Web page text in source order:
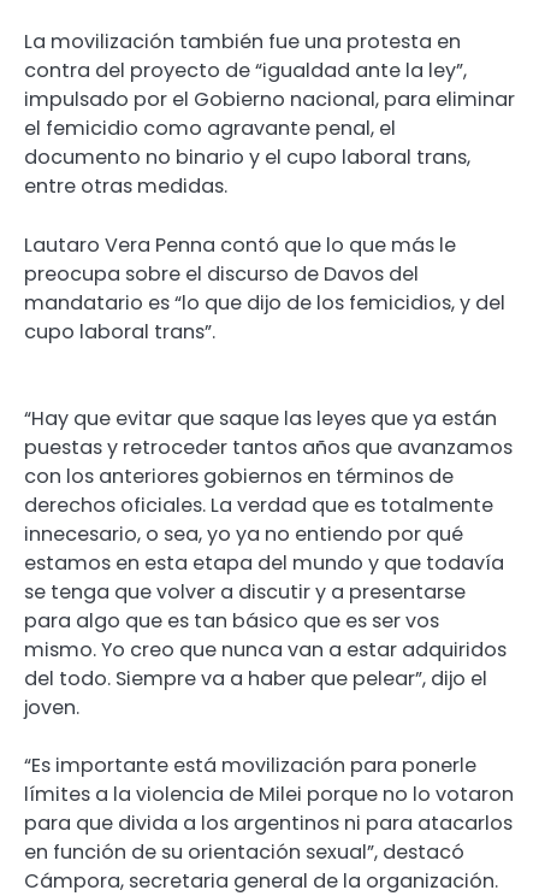
La movilización también fue una protesta en
contra del proyecto de “igualdad ante la ley”,
impulsado por el Gobierno nacional, para eliminar
el femicidio como agravante penal, el
documento no binario y el cupo laboral trans,
entre otras medidas.
Lautaro Vera Penna contó que lo que más le
preocupa sobre el discurso de Davos del
mandatario es “lo que dijo de los femicidios, y del
cupo laboral trans”.
“Hay que evitar que saque las leyes que ya están
puestas y retroceder tantos años que avanzamos
con los anteriores gobiernos en términos de
derechos oficiales. La verdad que es totalmente
innecesario, o sea, yo ya no entiendo por qué
estamos en esta etapa del mundo y que todavía
se tenga que volver a discutir y a presentarse
para algo que es tan básico que es ser vos
mismo. Yo creo que nunca van a estar adquiridos
del todo. Siempre va a haber que pelear”, dijo el
joven.
“Es importante está movilización para ponerle
límites a la violencia de Milei porque no lo votaron
para que divida a los argentinos ni para atacarlos
en función de su orientación sexual”, destacó
Cámpora, secretaria general de la organización.